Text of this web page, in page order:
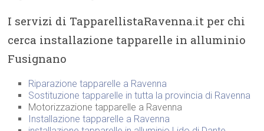
I servizi di TapparellistaRavenna.it per chi
cerca installazione tapparelle in alluminio
Fusignano
Riparazione tapparelle a Ravenna
Sostituzione tapparelle in tutta la provincia di Ravenna
Motorizzazione tapparelle a Ravenna
Installazione tapparelle a Ravenna